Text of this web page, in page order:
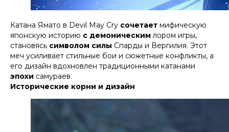
Катана Ямато в Devil May Cry сочетает мифическую
японскую историю с демоническим лором игры,
становясь символом силы Спарды и Вергилия. Этот
меч усиливает стильные бои и сюжетные конфликты, а
его дизайн вдохновлен традиционными катанами
эпохи самураев.​
Исторические корни и дизайн